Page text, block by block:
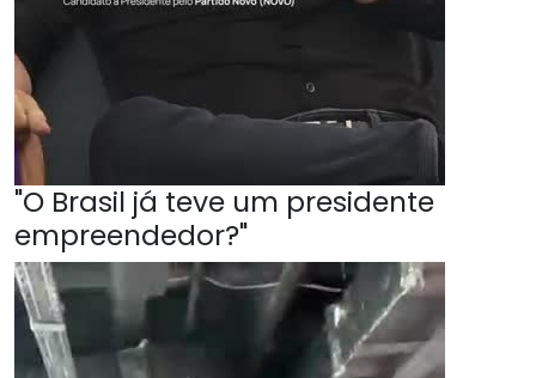
"O Brasil já teve um presidente
empreendedor?"